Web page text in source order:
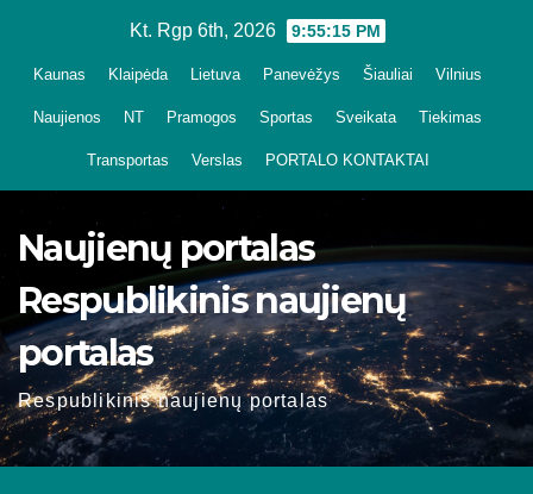
Kt. Rgp 6th, 2026 9:55:16 PM
Kaunas Klaipėda Lietuva Panevėžys Šiauliai Vilnius
Naujienos NT Pramogos Sportas Sveikata Tiekimas
Transportas Verslas PORTALO KONTAKTAI
Naujienų portalas
Respublikinis naujienų
portalas
Respublikinis naujienų portalas